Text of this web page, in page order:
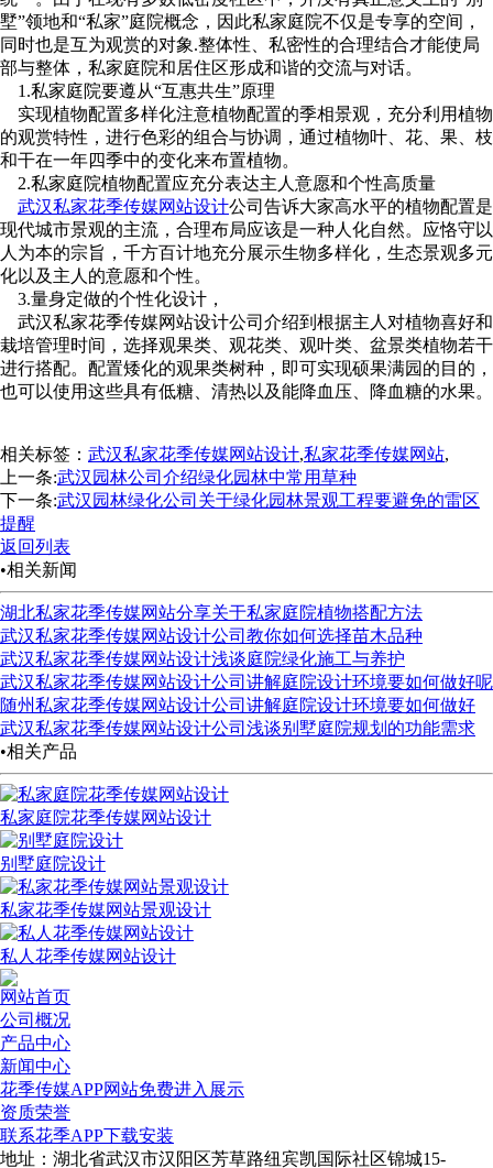
墅”领地和“私家”庭院概念，因此私家庭院不仅是专享的空间，
同时也是互为观赏的对象.整体性、私密性的合理结合才能使局
部与整体，私家庭院和居住区形成和谐的交流与对话。
1.私家庭院要遵从“互惠共生”原理
实现植物配置多样化注意植物配置的季相景观，充分利用植物
的观赏特性，进行色彩的组合与协调，通过植物叶、花、果、枝
和干在一年四季中的变化来布置植物。
2.私家庭院植物配置应充分表达主人意愿和个性高质量
武汉私家花季传媒网站设计公司告诉大家高水平的植物配置是
现代城市景观的主流，合理布局应该是一种人化自然。应恪守以
人为本的宗旨，千方百计地充分展示生物多样化，生态景观多元
化以及主人的意愿和个性。
3.量身定做的个性化设计，
武汉私家花季传媒网站设计公司介绍到根据主人对植物喜好和
栽培管理时间，选择观果类、观花类、观叶类、盆景类植物若干
进行搭配。配置矮化的观果类树种，即可实现硕果满园的目的，
也可以使用这些具有低糖、清热以及能降血压、降血糖的水果。
相关标签： 武汉私家花季传媒网站设计,私家花季传媒网站,
上一条:武汉园林公司介绍绿化园林中常用草种
下一条:武汉园林绿化公司关于绿化园林景观工程要避免的雷区
提醒
返回列表
•相关新闻
湖北私家花季传媒网站分享关于私家庭院植物搭配方法
武汉私家花季传媒网站设计公司教你如何选择苗木品种
武汉私家花季传媒网站设计浅谈庭院绿化施工与养护
武汉私家花季传媒网站设计公司讲解庭院设计环境要如何做好呢
随州私家花季传媒网站设计公司讲解庭院设计环境要如何做好
武汉私家花季传媒网站设计公司浅谈别墅庭院规划的功能需求
•相关产品
私家庭院花季传媒网站设计
别墅庭院设计
私家花季传媒网站景观设计
私人花季传媒网站设计
网站首页
公司概况
产品中心
新闻中心
花季传媒APP网站免费进入展示
资质荣誉
联系花季APP下载安装
地址：湖北省武汉市汉阳区芳草路纽宾凯国际社区锦城15-